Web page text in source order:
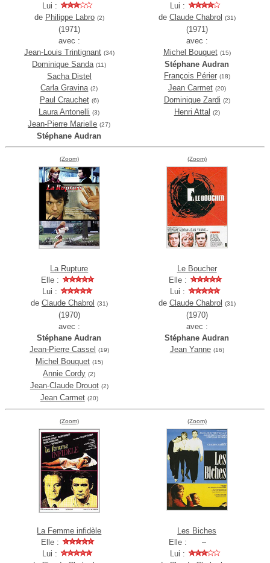
Lui :
de Philippe Labro (2)
(1971)
avec :
Jean-Louis Trintignant (34)
Dominique Sanda (11)
Sacha Distel
Carla Gravina (2)
Paul Crauchet (6)
Laura Antonelli (3)
Jean-Pierre Marielle (27)
Stéphane Audran
Lui :
de Claude Chabrol (31)
(1971)
avec :
Michel Bouquet (15)
Stéphane Audran
François Périer (18)
Jean Carmet (20)
Dominique Zardi (2)
Henri Attal (2)
(Zoom)
La Rupture
Elle :
Lui :
de Claude Chabrol (31)
(1970)
avec :
Stéphane Audran
Jean-Pierre Cassel
(19)
Michel Bouquet (15)
Annie Cordy (2)
Jean-Claude Drouot (2)
Jean Carmet (20)
(Zoom)
Le Boucher
Elle :
Lui :
de Claude Chabrol (31)
(1970)
avec :
Stéphane Audran
Jean Yanne (16)
(Zoom)
La Femme infidèle
Elle :
Lui :
(Zoom)
Les Biches
Elle :
Lui :